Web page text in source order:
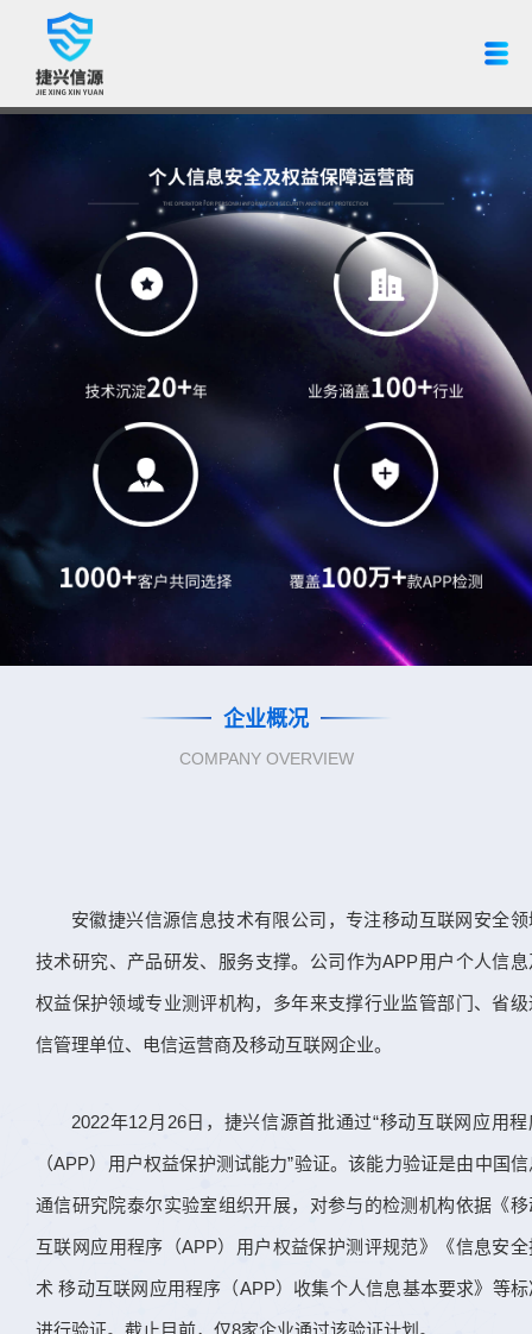
企业概况
COMPANY OVERVIEW
安徽捷兴信源信息技术有限公司，专注移动互联网安全领
技术研究、产品研发、服务支撑。公司作为APP用户个人信息
权益保护领域专业测评机构，多年来支撑行业监管部门、省级
信管理单位、电信运营商及移动互联网企业。
2022年12月26日，捷兴信源首批通过“移动互联网应用程
（APP）用户权益保护测试能力”验证。该能力验证是由中国
通信研究院泰尔实验室组织开展，对参与的检测机构依据《移
互联网应用程序（APP）用户权益保护测评规范》《信息安全
术 移动互联网应用程序（APP）收集个人信息基本要求》等标
进行验证。截止目前，仅8家企业通过该验证计划。